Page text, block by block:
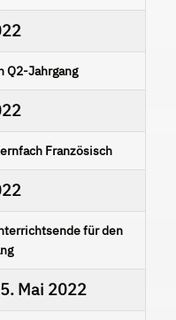
Q2-Jahrgang
Französisch
für den
Mai 2022